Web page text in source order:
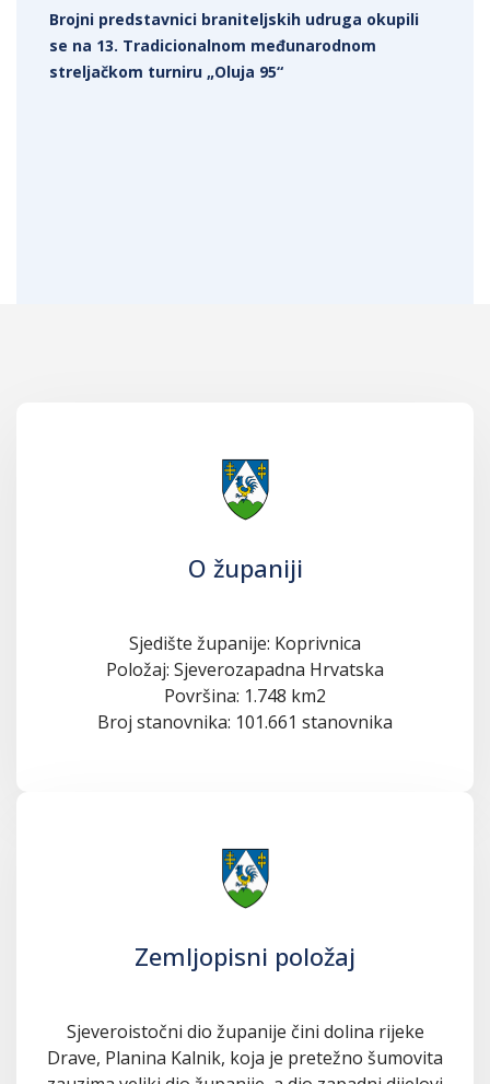
Brojni predstavnici braniteljskih udruga okupili
se na 13. Tradicionalnom međunarodnom
streljačkom turniru „Oluja 95“
O županiji
Sjedište županije: Koprivnica
Položaj: Sjeverozapadna Hrvatska
Površina: 1.748 km2
Broj stanovnika: 101.661 stanovnika
Zemljopisni položaj
Sjeveroistočni dio županije čini dolina rijeke
Drave, Planina Kalnik, koja je pretežno šumovita